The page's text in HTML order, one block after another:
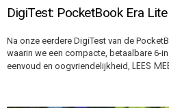
DigiTest: PocketBook Era
Na onze eerdere DigiTest van de
waarin we een compacte, betaalbare 6-
eenvoud en oogvriendelijkheid, LEES